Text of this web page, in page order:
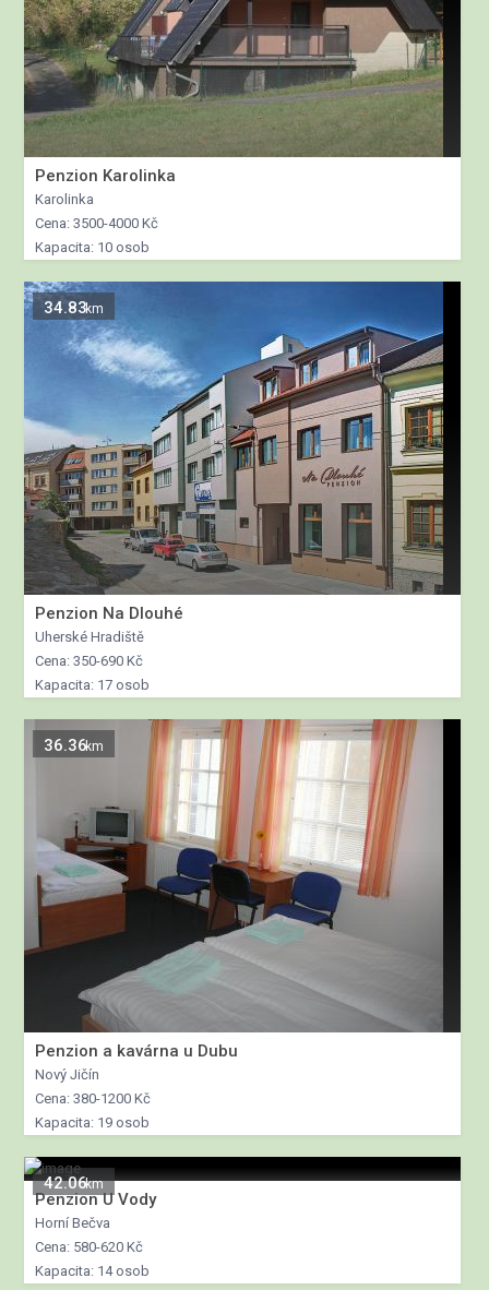
Penzion Karolinka
Karolinka
Cena: 3500-4000 Kč
Kapacita: 10 osob
34.83km
Penzion Na Dlouhé
Uherské Hradiště
Cena: 350-690 Kč
Kapacita: 17 osob
36.36km
Penzion a kavárna u Dubu
Nový Jičín
Cena: 380-1200 Kč
Kapacita: 19 osob
42.06km
Penzion U Vody
Horní Bečva
Cena: 580-620 Kč
Kapacita: 14 osob